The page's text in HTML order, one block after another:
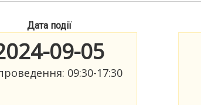
Дата події
09-05
09:30-17:30